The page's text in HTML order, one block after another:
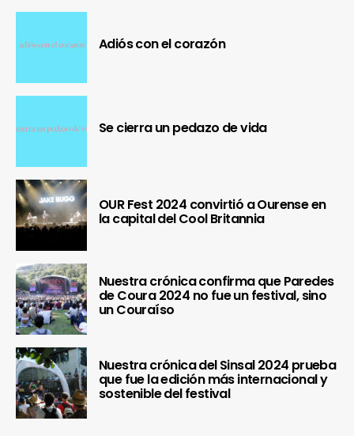
Adiós con el corazón
Se cierra un pedazo de vida
OUR Fest 2024 convirtió a Ourense en
la capital del Cool Britannia
Nuestra crónica confirma que Paredes
de Coura 2024 no fue un festival, sino
un Couraíso
Nuestra crónica del Sinsal 2024 prueba
que fue la edición más internacional y
sostenible del festival